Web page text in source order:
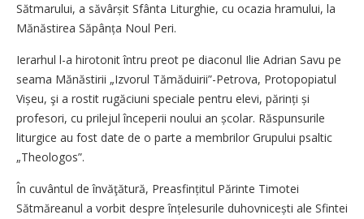
Sătmarului, a săvârșit Sfânta Liturghie, cu ocazia hramului, la
Mănăstirea Să­pânța Noul Peri.
Ierarhul l-a hirotonit întru preot pe diaconul Ilie Adrian Savu pe
seama Mănăstirii „Izvorul Tămăduirii”-Petrova, Protopopiatul
Vișeu, şi a rostit rugăciuni speciale pentru elevi, pă­rinți și
profesori, cu prilejul începerii noului an școlar. Răspunsurile
liturgice au fost date de o parte a mem­brilor Grupului psaltic
„Theologos”.
În cuvântul de învăţătură, Preasfințitul Părinte Timotei
Sătmăreanul a vor­bit despre înțelesurile du­hovnicești ale Sfintei